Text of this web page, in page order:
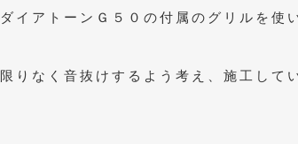
ダイアトーンＧ５０の付属のグリルを使
限りなく音抜けするよう考え、施工して